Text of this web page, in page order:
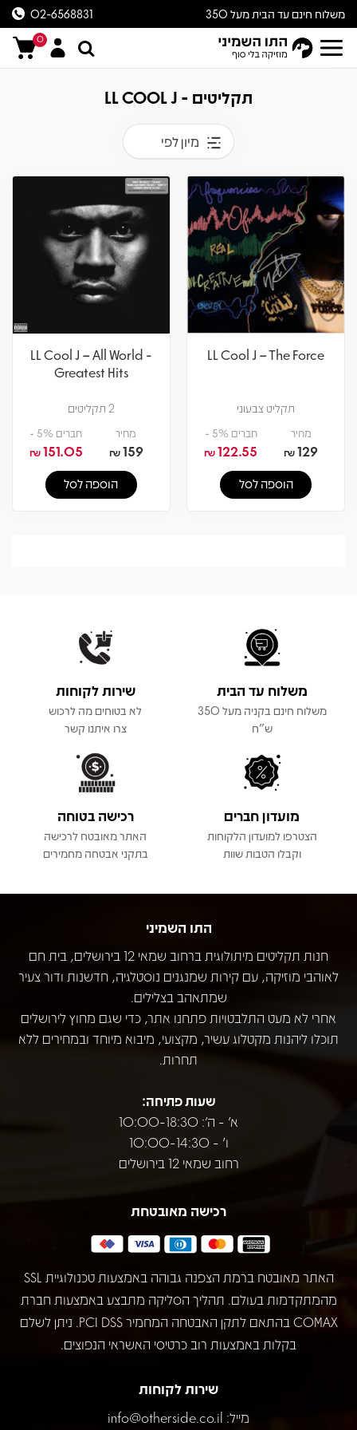
משלוח חינם עד הבית מעל 350
ש״ח
02-6568831
0
תקליטים - LL COOL J
מיון לפי
LL Cool J – The Force
תקליט צבעוני
מחיר
129
₪
חברים 5% -
122.55
₪
הוספה לסל
LL Cool J – All World -
Greatest Hits
2 תקליטים
מחיר
159
₪
חברים 5% -
151.05
₪
הוספה לסל
משלוח עד הבית
משלוח חינם בקניה מעל 350
ש"ח
שירות לקוחות
לא בטוחים מה לרכוש
צרו איתנו קשר
מועדון חברים
הצטרפו למועדון הלקוחות
וקבלו הטבות שוות
רכישה בטוחה
האתר מאובטח לרכישה
בתקני אבטחה מחמירים
התו השמיני
חנות תקליטים מיתולוגית ברחוב שמאי 12 בירושלים, בית חם
לאוהבי מוזיקה, עם קירות שמנגנים נוסטלגיה, חדשנות ודור צעיר
שמתאהב בצלילים.
אחרי לא מעט התלבטויות פתחנו אתר, כדי שגם מחוץ לירושלים
תוכלו ליהנות מקטלוג עשיר, מקצועי, מיבוא מיוחד ובמחירים ללא
תחרות.
שעות פתיחה:
א' - ה': 10:00-18:30
ו' - 10:00-14:30
רחוב שמאי 12 בירושלים
רכישה מאובטחת
האתר מאובטח ברמת הצפנה גבוהה באמצעות טכנולוגיית SSL
מהמתקדמות בעולם. תהליך הסליקה מתבצע באמצעות חברת
COMAX בהתאם לתקן האבטחה המחמיר PCI DSS. ניתן לשלם
בקלות באמצעות רוב כרטיסי האשראי הנפוצים.
שירות לקוחות
מייל: info@otherside.co.il